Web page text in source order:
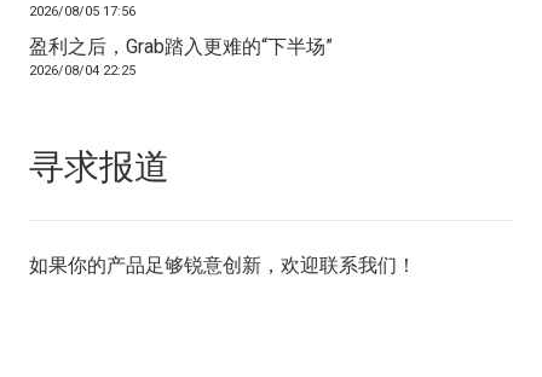
2026/08/05 17:56
盈利之后，Grab踏入更难的“下半场”
2026/08/04 22:25
寻求报道
如果你的产品足够锐意创新，欢迎联系我们 ！